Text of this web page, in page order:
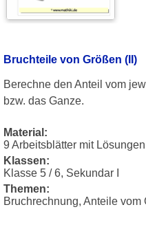
Bruchteile von Größen (II)
Berechne den Anteil vom
bzw. das Ganze.
Material:
9 Arbeitsblätter mit Lösungen
Klassen:
Klasse 5 / 6, Sekundar I
Themen:
Bruchrechnung, Anteile vom